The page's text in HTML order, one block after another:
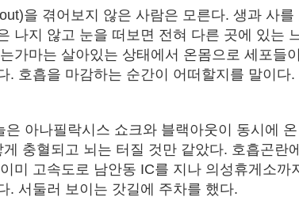
을 겪어보지 않은 사람은 모른다. 생과 사
나지 않고 눈을 떠보면 전혀 다른 곳에 있는
가마는 살아있는 상태에서 온몸으로 세포들
. 호흡을 마감하는 순간이 어떠할지를 말이다.
아나필락시스 쇼크와 블랙아웃이 동시에
충혈되고 뇌는 터질 것만 같았다. 호흡곤란
미 고속도로 남안동 IC를 지나 의성휴게소까
. 서둘러 보이는 갓길에 주차를 했다.